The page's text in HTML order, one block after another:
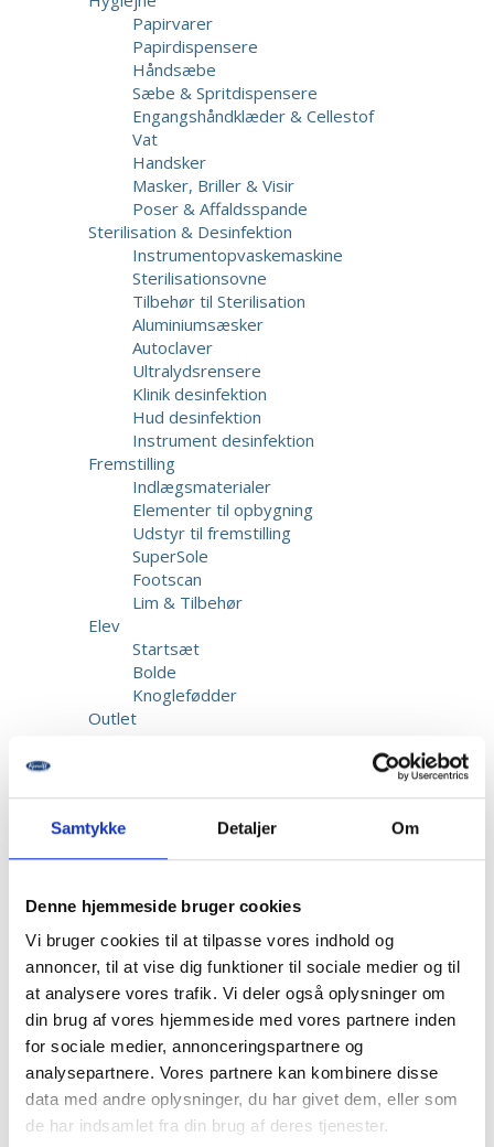
Samtykke Detaljer Om
Denne hjemmeside bruger cookies
Vi bruger cookies til at tilpasse vores indhold og
annoncer, til at vise dig funktioner til sociale medier og til
at analysere vores trafik. Vi deler også oplysninger om
din brug af vores hjemmeside med vores partnere inden
for sociale medier, annonceringspartnere og
analysepartnere. Vores partnere kan kombinere disse
data med andre oplysninger, du har givet dem, eller som
de har indsamlet fra din brug af deres tjenester.
Papirvarer
Papirdispensere
Håndsæbe
Sæbe & Spritdispensere
Engangshåndklæder & Cellestof
Vat
Handsker
Masker, Briller & Visir
Poser & Affaldsspande
Sterilisation & Desinfektion
Instrumentopvaskemaskine
Sterilisationsovne
Tilbehør til Sterilisation
Aluminiumsæsker
Autoclaver
Ultralydsrensere
Klinik desinfektion
Hud desinfektion
Instrument desinfektion
Fremstilling
Indlægsmaterialer
Elementer til opbygning
Udstyr til fremstilling
SuperSole
Footscan
Lim & Tilbehør
Elev
Startsæt
Bolde
Knoglefødder
Outlet
Elev
Knoglefødder
Kundeservice
Kalibrering af biothesiometer
Fragt & Levering
Garanti & Reklamation
Priser
Betaling
Beskadigede forsendelser
Information
Opret bruger
Kontakt os
Dansk Fodmesse